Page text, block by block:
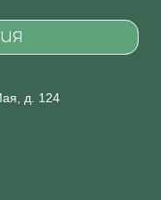
д. 124